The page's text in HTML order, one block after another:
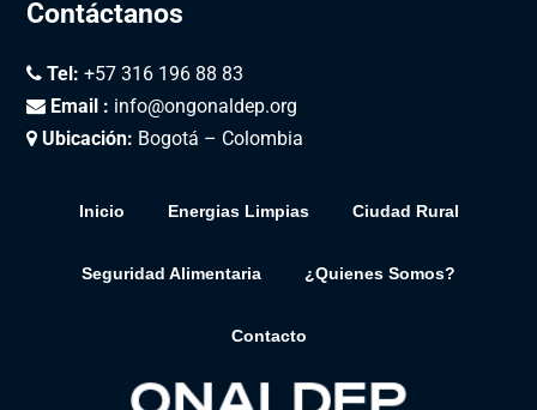
Contáctanos
Tel: +57 316 196 88 83
Email : info@ongonaldep.org
Ubicación: Bogotá – Colombia
Inicio Energias Limpias Ciudad Rural
Seguridad Alimentaria ¿Quienes Somos?
Contacto